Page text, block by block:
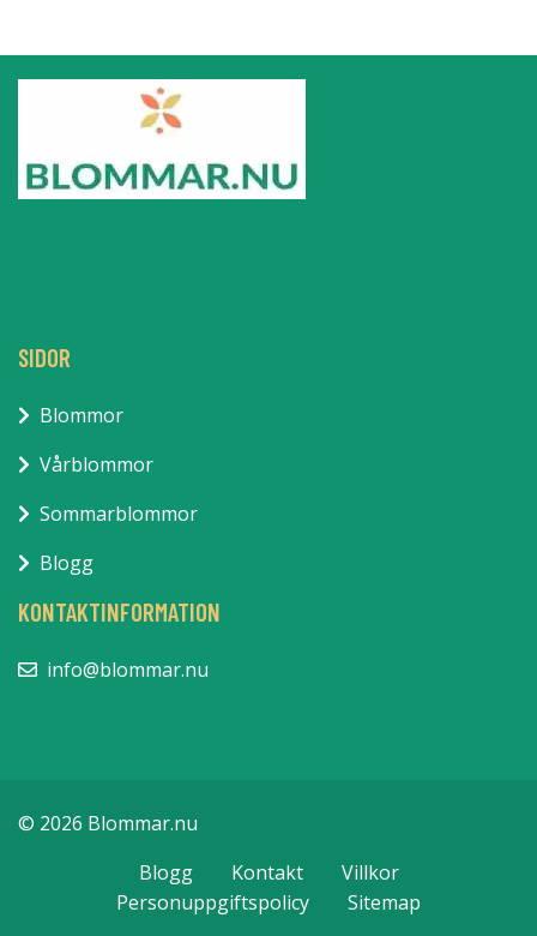
SIDOR
Blommor
Vårblommor
Sommarblommor
Blogg
KONTAKTINFORMATION
info@blommar.nu
© 2026 Blommar.nu
Blogg
Kontakt
Villkor
Personuppgiftspolicy
Sitemap